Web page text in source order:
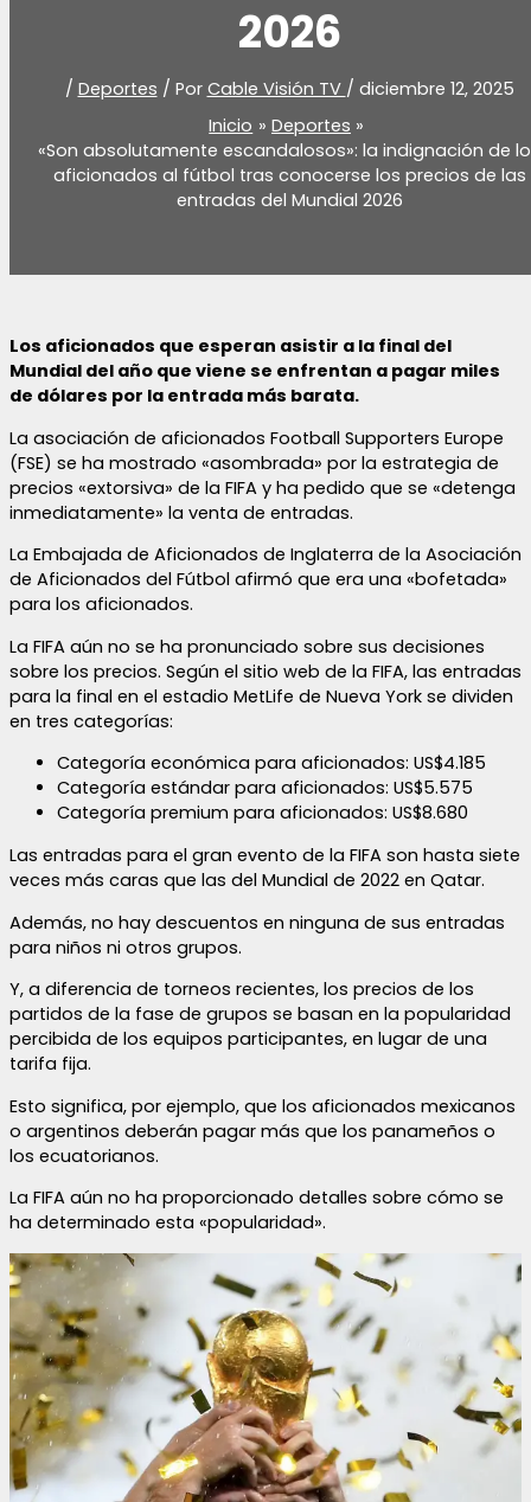
2026
/ Deportes / Por Cable Visión TV / diciembre 12, 2025
Inicio
Deportes
«Son absolutamente escandalosos»: la indignación de
aficionados al fútbol tras conocerse los precios de las
entradas del Mundial 2026
Los aficionados que esperan asistir a la final del
Mundial del año que viene se enfrentan a pagar miles
de dólares por la entrada más barata.
La asociación de aficionados Football Supporters Europe
(FSE) se ha mostrado «asombrada» por la estrategia de
precios «extorsiva» de la FIFA y ha pedido que se «detenga
inmediatamente» la venta de entradas.
La Embajada de Aficionados de Inglaterra de la Asociación
de Aficionados del Fútbol afirmó que era una «bofetada»
para los aficionados.
La FIFA aún no se ha pronunciado sobre sus decisiones
sobre los precios. Según el sitio web de la FIFA, las entradas
para la final en el estadio MetLife de Nueva York se dividen
en tres categorías:
Categoría económica para aficionados: US$4.185
Categoría estándar para aficionados: US$5.575
Categoría premium para aficionados: US$8.680
Las entradas para el gran evento de la FIFA son hasta siete
veces más caras que las del Mundial de 2022 en Qatar.
Además, no hay descuentos en ninguna de sus entradas
para niños ni otros grupos.
Y, a diferencia de torneos recientes, los precios de los
partidos de la fase de grupos se basan en la popularidad
percibida de los equipos participantes, en lugar de una
tarifa fija.
Esto significa, por ejemplo, que los aficionados mexicanos
o argentinos deberán pagar más que los panameños o
los ecuatorianos.
La FIFA aún no ha proporcionado detalles sobre cómo se
ha determinado esta «popularidad».